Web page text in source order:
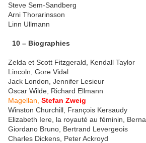
Steve Sem-Sandberg
Arni Thorarinsson
Linn Ullmann
10 – Biographies
Zelda et Scott Fitzgerald, Kendall Taylor
Lincoln, Gore Vidal
Jack London, Jennifer Lesieur
Oscar Wilde, Richard Ellmann
Magellan, Stefan Zweig
Winston Churchill, François Kersaudy
Elizabeth Iere, la royauté au féminin,
Giordano Bruno, Bertrand Levergeois
Charles Dickens, Peter Ackroyd